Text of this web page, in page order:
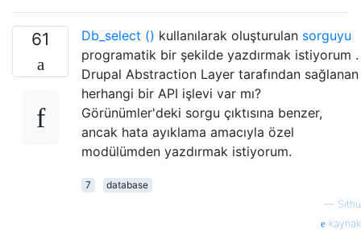
61 Db_select () kullanılarak oluşturulan sorguyu
programatik bir şekilde yazdırmak istiyorum .
Drupal Abstraction Layer tarafından sağlanan
herhangi bir API işlevi var mı?
Görünümler'deki sorgu çıktısına benzer,
ancak hata ayıklama amacıyla özel
modülümden yazdırmak istiyorum.
7
database
— Sithu
kaynak